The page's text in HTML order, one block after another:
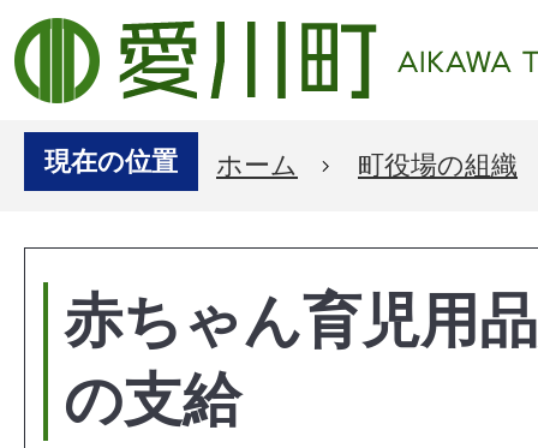
現在の位置 ホーム 町役場の組織
赤ちゃん育児用
の支給